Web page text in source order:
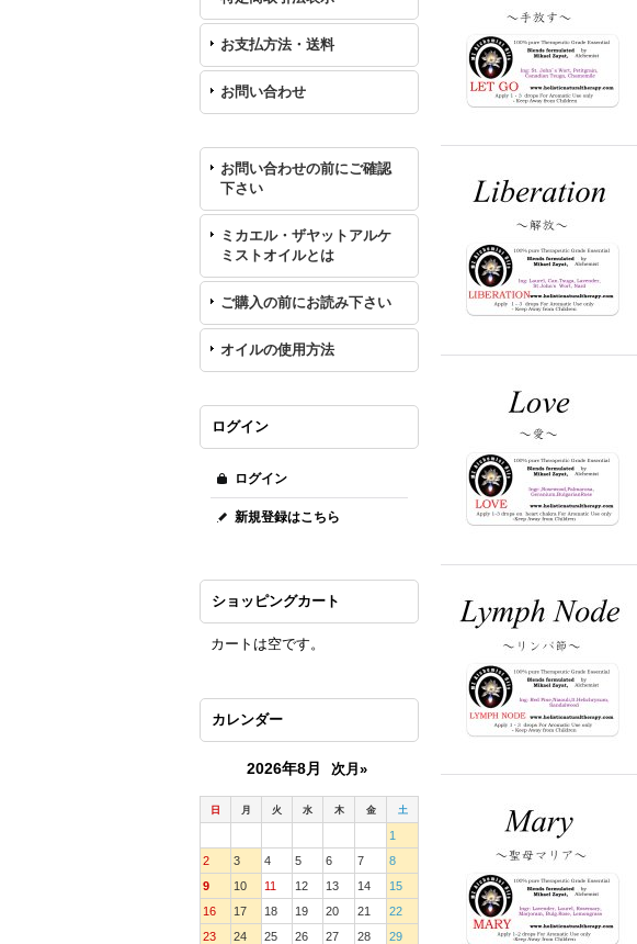
お支払方法・送料
お問い合わせ
お問い合わせの前にご確認
下さい
ミカエル・ザヤットアルケ
ミストオイルとは
ご購入の前にお読み下さい
オイルの使用方法
ログイン
ログイン
新規登録はこちら
ショッピングカート
カートは空です。
カレンダー
2026年8月 次月»
日 月 火 水 木 金 土
1
2
3 4 5 6 7
8
9
10 11 12 13 14
15
16
17 18 19 20 21
22
23
24 25 26 27 28
29